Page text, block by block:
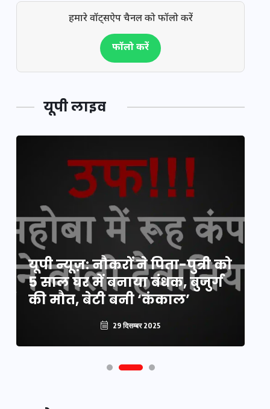
हमारे वॉट्सऐप चैनल को फॉलो करें
फॉलो करें
यूपी लाइव
यूपी न्यूज़: नौकरों ने पिता-पुत्री को
5 साल घर में बनाया बंधक, बुजुर्ग
की मौत, बेटी बनी ‘कंकाल’
29 दिसम्बर 2025